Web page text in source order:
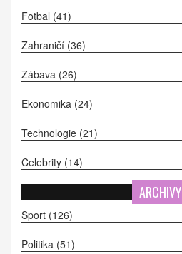
Fotbal (41)
Zahraničí (36)
Zábava (26)
Ekonomika (24)
Technologie (21)
Celebrity (14)
ARCHIVY
Sport (126)
Politika (51)